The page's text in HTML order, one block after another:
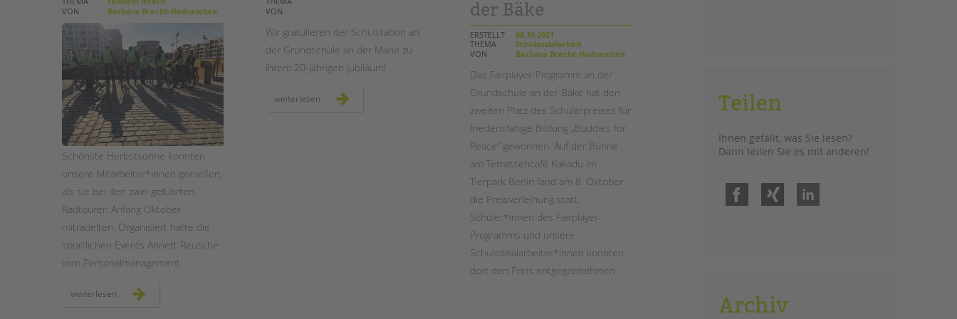
STADTTEILARBEIT
VON
Barbara Brecht-Hadraschek
Schönste Herbstsonne konnten
unsere Mitarbeiter*innen genießen,
als sie bei den zwei geführten
Radtouren Anfang Oktober
mitradelten. Organisiert hatte die
sportlichen Events Annett Reusche
vom Personalmanagement.
weiterlesen
VON
Wir gratulieren der Schulstation an
der Grundschule an der Marie zu
ihrem 20-jährigen Jubiläum!
weiterlesen
der Bäke
ERSTELLT
08.10.2021
THEMA
Schulsozialarbeit
VON
Barbara Brecht-Hadraschek
Das Fairplayer-Programm an der
Grundschule an der Bäke hat den
zweiten Platz des Schülerpreises für
friedensfähige Bildung „Buddies for
Peace“ gewonnen. Auf der Bühne
am Terrassencafé Kakadu im
Tierpark Berlin fand am 8. Oktober
die Preisverleihung statt.
Schüler*innen des Fairplayer-
Programms und unsere
Schulsozialarbeiter*innen konnten
dort den Preis entgegennehmen.
Teilen
Ihnen gefällt, was Sie lesen?
Dann teilen Sie es mit anderen!
Facebook
Archiv